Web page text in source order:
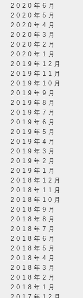
2020年6月
2020年5月
2020年4月
2020年3月
2020年2月
2020年1月
2019年12月
2019年11月
2019年10月
2019年9月
2019年8月
2019年7月
2019年6月
2019年5月
2019年4月
2019年3月
2019年2月
2019年1月
2018年12月
2018年11月
2018年10月
2018年9月
2018年8月
2018年7月
2018年6月
2018年5月
2018年4月
2018年3月
2018年2月
2018年1月